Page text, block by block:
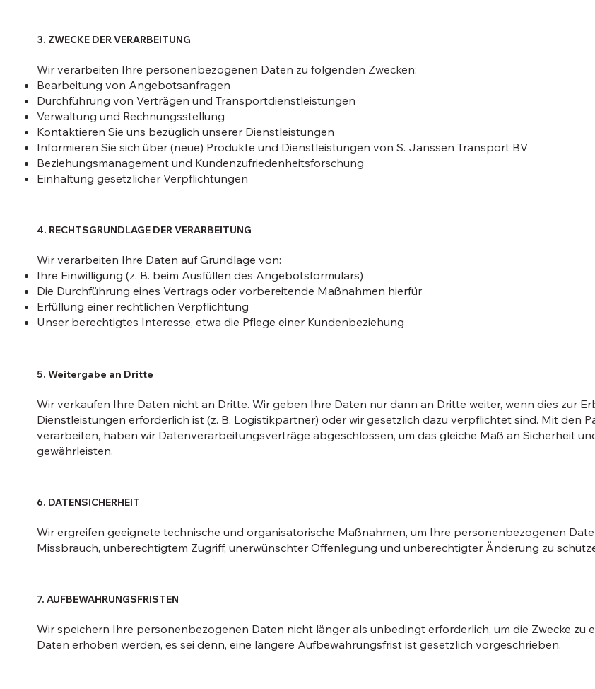
3. ZWECKE DER VERARBEITUNG
Wir verarbeiten Ihre personenbezogenen Daten zu folgenden Zwecken:
Bearbeitung von Angebotsanfragen
Durchführung von Verträgen und Transportdienstleistungen
Verwaltung und Rechnungsstellung
Kontaktieren Sie uns bezüglich unserer Dienstleistungen
Informieren Sie sich über (neue) Produkte und Dienstleistungen von S. Janssen Transport BV
Beziehungsmanagement und Kundenzufriedenheitsforschung
Einhaltung gesetzlicher Verpflichtungen
4. RECHTSGRUNDLAGE DER VERARBEITUNG
Wir verarbeiten Ihre Daten auf Grundlage von:
Ihre Einwilligung (z. B. beim Ausfüllen des Angebotsformulars)
Die Durchführung eines Vertrags oder vorbereitende Maßnahmen hierfür
Erfüllung einer rechtlichen Verpflichtung
Unser berechtigtes Interesse, etwa die Pflege einer Kundenbeziehung
5. Weitergabe an Dritte
Wir verkaufen Ihre Daten nicht an Dritte. Wir geben Ihre Daten nur dann an Dritte weiter, wenn dies zur
Dienstleistungen erforderlich ist (z. B. Logistikpartner) oder wir gesetzlich dazu verpflichtet sind. Mit den
verarbeiten, haben wir Datenverarbeitungsverträge abgeschlossen, um das gleiche Maß an Sicherheit
gewährleisten.
6. DATENSICHERHEIT
Wir ergreifen geeignete technische und organisatorische Maßnahmen, um Ihre personenbezogenen
Missbrauch, unberechtigtem Zugriff, unerwünschter Offenlegung und unberechtigter Änderung zu
7. AUFBEWAHRUNGSFRISTEN
Wir speichern Ihre personenbezogenen Daten nicht länger als unbedingt erforderlich, um die Zwecke zu
Daten erhoben werden, es sei denn, eine längere Aufbewahrungsfrist ist gesetzlich vorgeschrieben.